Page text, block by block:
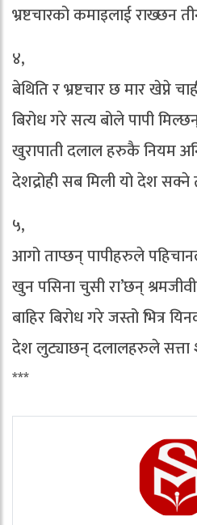
भ्रष्टचारको कमाइलाई राख्छन
४,
बेथिति र भ्रष्टचार छ मार खेप्ने
बिरोध गरे सत्य बोले पापी
खुरापाती दलाल हरुकै नियम
देशद्रोही सब मिली यो देश सक्ने
५,
आगो ताप्छन् पापीहरुले
खुन पसिना चुसी रा’छन्
बाहिर बिरोध गरे जस्तो भित्र
देश लुट्याछन् दलालहरुले सत्ता
***